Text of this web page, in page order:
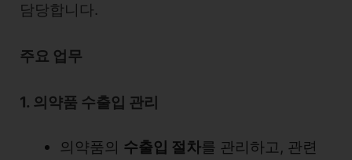
담당합니다.
주요 업무
1. 의약품 수출입 관리
의약품의 수출입 절차를 관리하고, 관련